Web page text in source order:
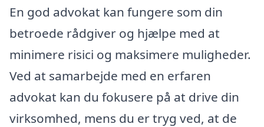
En god advokat kan fungere som din
betroede rådgiver og hjælpe med at
minimere risici og maksimere muligheder.
Ved at samarbejde med en erfaren
advokat kan du fokusere på at drive din
virksomhed, mens du er tryg ved, at de